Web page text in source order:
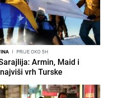
I PRIJE OKO 5H
Armin, Maid i
vrh Turske